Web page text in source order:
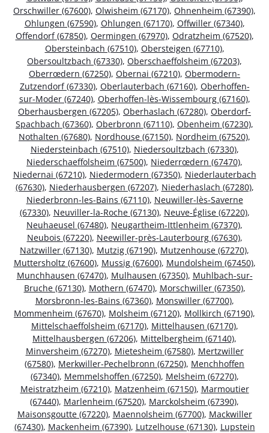
Orschwiller (67600), Olwisheim (67170), Ohnenheim (67390),
Ohlungen (67590), Ohlungen (67170), Offwiller (67340),
Offendorf (67850), Oermingen (67970), Odratzheim (67520),
Obersteinbach (67510), Obersteigen (67710),
Obersoultzbach (67330), Oberschaeffolsheim (67203),
Oberrœdern (67250), Obernai (67210), Obermodern-
Zutzendorf (67330), Oberlauterbach (67160), Oberhoffen-
sur-Moder (67240), Oberhoffen-lès-Wissembourg (67160),
Oberhausbergen (67205), Oberhaslach (67280), Oberdorf-
Spachbach (67360), Oberbronn (67110), Obenheim (67230),
Nothalten (67680), Nordhouse (67150), Nordheim (67520),
Niedersteinbach (67510), Niedersoultzbach (67330),
Niederschaeffolsheim (67500), Niederrœdern (67470),
Niedernai (67210), Niedermodern (67350), Niederlauterbach
(67630), Niederhausbergen (67207), Niederhaslach (67280),
Niederbronn-les-Bains (67110), Neuwiller-lès-Saverne
(67330), Neuviller-la-Roche (67130), Neuve-Église (67220),
Neuhaeusel (67480), Neugartheim-Ittlenheim (67370),
Neubois (67220), Neewiller-près-Lauterbourg (67630),
Natzwiller (67130), Mutzig (67190), Mutzenhouse (67270),
Muttersholtz (67600), Mussig (67600), Mundolsheim (67450),
Munchhausen (67470), Mulhausen (67350), Muhlbach-sur-
Bruche (67130), Mothern (67470), Morschwiller (67350),
Morsbronn-les-Bains (67360), Monswiller (67700),
Mommenheim (67670), Molsheim (67120), Mollkirch (67190),
Mittelschaeffolsheim (67170), Mittelhausen (67170),
Mittelhausbergen (67206), Mittelbergheim (67140),
Minversheim (67270), Mietesheim (67580), Mertzwiller
(67580), Merkwiller-Pechelbronn (67250), Menchhoffen
(67340), Memmelshoffen (67250), Melsheim (67270),
Meistratzheim (67210), Matzenheim (67150), Marmoutier
(67440), Marlenheim (67520), Marckolsheim (67390),
Maisonsgoutte (67220), Maennolsheim (67700), Mackwiller
(67430), Mackenheim (67390), Lutzelhouse (67130), Lupstein